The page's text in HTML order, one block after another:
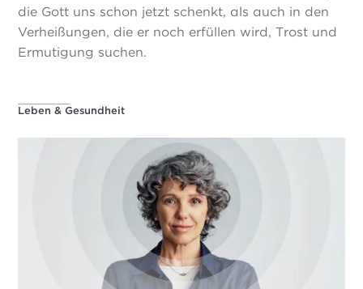
die Gott uns schon jetzt schenkt, als auch in den
Verheißungen, die er noch erfüllen wird, Trost und
Ermutigung suchen.
Leben & Gesundheit